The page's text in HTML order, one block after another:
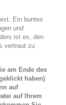
Ein buntes
und
ist es, den
vertraut zu
am Ende des
haben)
auf
auf Ihrem